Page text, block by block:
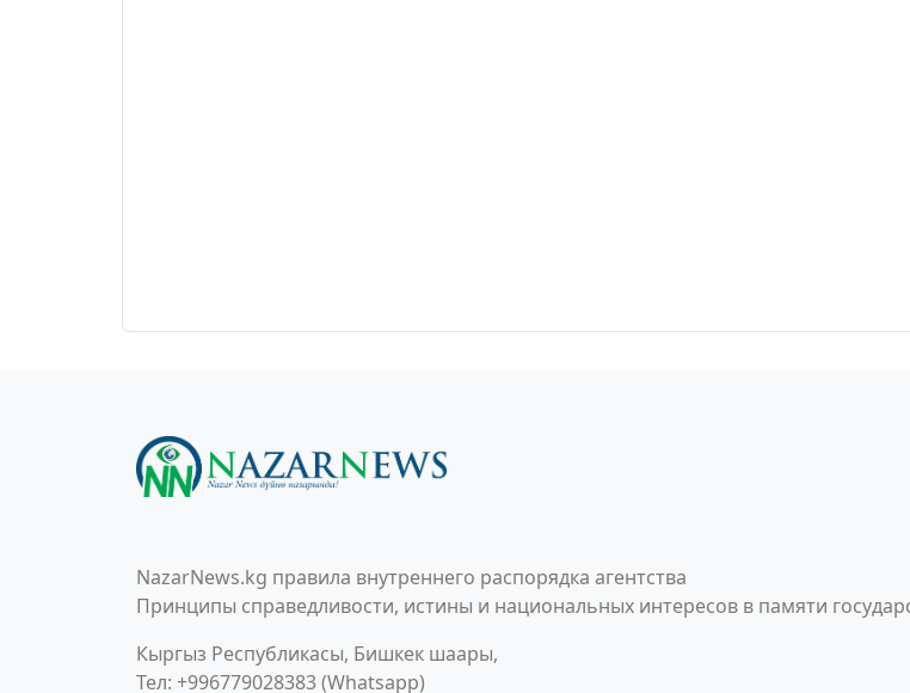
NazarNews.kg правила внутреннего распорядка агентства
Принципы справедливости, истины и национальных интересов в памяти
Кыргыз Республикасы, Бишкек шаары,
Тел: +996779028383 (Whatsapp)